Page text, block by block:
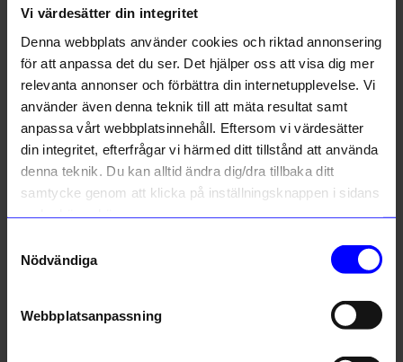
Vi värdesätter din integritet
Denna webbplats använder cookies och riktad annonsering
för att anpassa det du ser. Det hjälper oss att visa dig mer
relevanta annonser och förbättra din internetupplevelse. Vi
använder även denna teknik till att mäta resultat samt
anpassa vårt webbplatsinnehåll. Eftersom vi värdesätter
din integritet, efterfrågar vi härmed ditt tillstånd att använda
denna teknik. Du kan alltid ändra dig/dra tillbaka ditt
samtycke genom att klicka på inställningsknappen i sidans
Nödvändiga
Webbplatsanpassning
Liknande produkter
Kopp liten banan rosa